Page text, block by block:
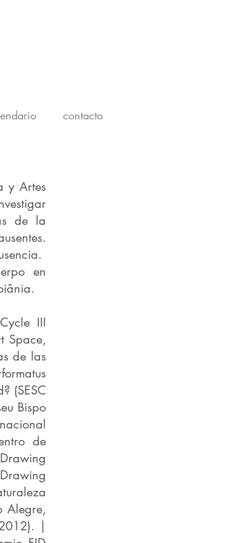
contacto
y Artes
de la
en
III
Space,
de las
(SESC
Bispo
de
Alegre,
|